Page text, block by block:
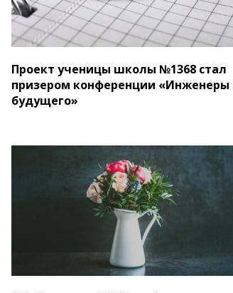
Проект ученицы школы №1368 стал
призером конференции «Инженеры
будущего»